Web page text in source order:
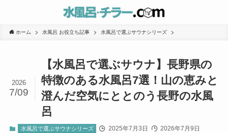
ホーム 水風呂 お役立ち記事 水風呂で選ぶサウナシリーズ
【水風呂で選ぶサウナ】長野県の
特徴のある水風呂7選！山の恵みと
澄んだ空気にととのう長野の水風
呂
2026
7/09
水風呂で選ぶサウナシリーズ 2025年7月3日 2026年7月9日